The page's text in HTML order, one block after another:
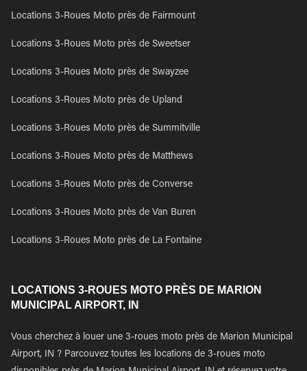
Locations 3-Roues Moto près de Fairmount
Locations 3-Roues Moto près de Sweetser
Locations 3-Roues Moto près de Swayzee
Locations 3-Roues Moto près de Upland
Locations 3-Roues Moto près de Summitville
Locations 3-Roues Moto près de Matthews
Locations 3-Roues Moto près de Converse
Locations 3-Roues Moto près de Van Buren
Locations 3-Roues Moto près de La Fontaine
LOCATIONS 3-ROUES MOTO PRÈS DE MARION
MUNICIPAL AIRPORT, IN
Vous cherchez à louer une 3-roues moto près de Marion Municipal
Airport, IN ? Parcouvez toutes les locations de 3-roues moto